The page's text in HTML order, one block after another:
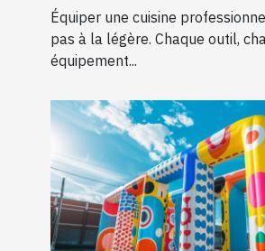
Équiper une cuisine
pas à la légère. Chaque outil,
équipement...